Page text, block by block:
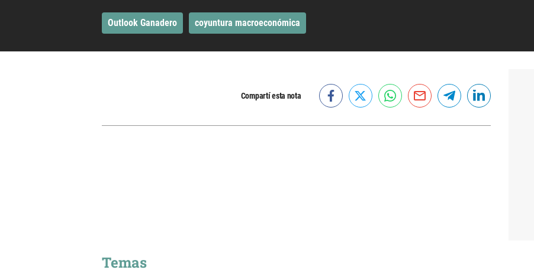
Outlook Ganadero coyuntura macroeconómica
Compartí esta nota
Temas